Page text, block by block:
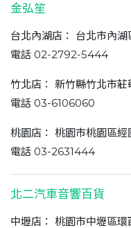
金弘笙
台北內湖店： 台北市內湖
電話 02-2792-5444
竹北店： 新竹縣竹北市
電話 03-6106060
桃園店： 桃園市桃園區
電話 03-2631444
北二汽車音響百貨
中壢店： 桃園市中壢區